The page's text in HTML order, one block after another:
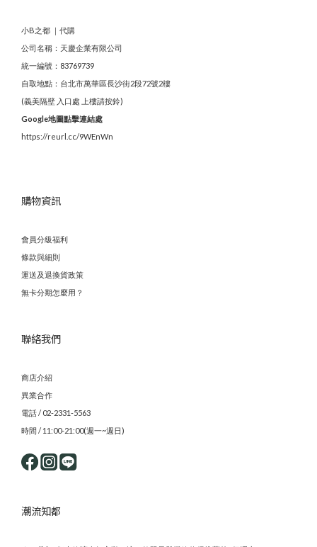
小B之都 ｜代購
公司名稱：天慶企業有限公司
統一編號：83769739
自取地點：台北市萬華區長沙街2段72號2樓
(義美隔壁 入口處 上樓請按鈴)
Google地圖點擊連結處
https://reurl.cc/9WEnWn
購物資訊
會員分級福利
條款與細則
運送及退換貨政策
無卡分期怎麼用？
聯絡我們
商店介紹
異業合作
電話 / 02-2331-5563
時間 / 11:00-21:00(週一~週日)
潮流知都